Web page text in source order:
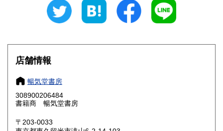
180円 三重県
大阪府
奈良県
鳥取県
岡山県
店舗情報
暢気堂書房
308900206484
書籍商 暢気堂書房
〒203-0033